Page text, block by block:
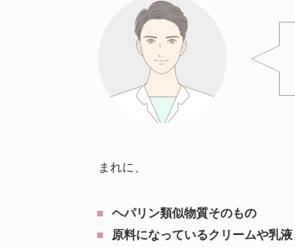
まれに、
ヘパリン類似物質そのもの
原料になっているクリームや乳液